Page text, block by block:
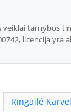
tarnybos
licencija yra
Ringailė